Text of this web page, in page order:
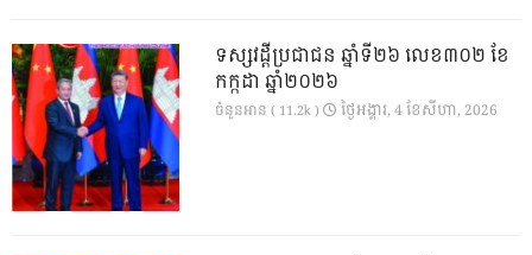
ទស្សវដ្តីប្រជាជន ឆ្នាំទី២៦ លេខ៣០២ ខែ
កក្កដា ឆ្នាំ២០២៦
ចំនួនអាន ( 11.2k ) ថ្ងៃ​អង្គារ, 4 ខែ​សីហា, 2026